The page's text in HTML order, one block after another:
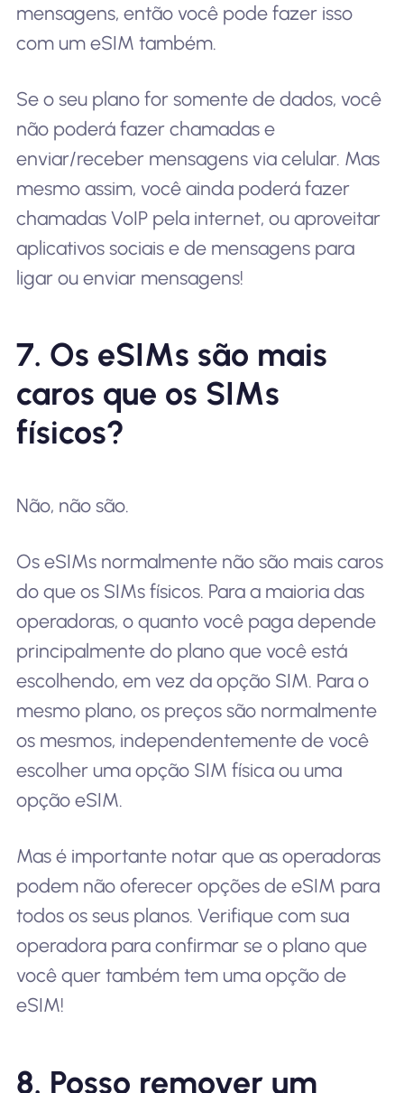
mensagens, então você pode fazer isso
com um eSIM também.
Se o seu plano for somente de dados, você
não poderá fazer chamadas e
enviar/receber mensagens via celular. Mas
mesmo assim, você ainda poderá fazer
chamadas VoIP pela internet, ou aproveitar
aplicativos sociais e de mensagens para
ligar ou enviar mensagens!
7. Os eSIMs são mais
caros que os SIMs
físicos?
Não, não são.
Os eSIMs normalmente não são mais caros
do que os SIMs físicos. Para a maioria das
operadoras, o quanto você paga depende
principalmente do plano que você está
escolhendo, em vez da opção SIM. Para o
mesmo plano, os preços são normalmente
os mesmos, independentemente de você
escolher uma opção SIM física ou uma
opção eSIM.
Mas é importante notar que as operadoras
podem não oferecer opções de eSIM para
todos os seus planos. Verifique com sua
operadora para confirmar se o plano que
você quer também tem uma opção de
eSIM!
8. Posso remover um